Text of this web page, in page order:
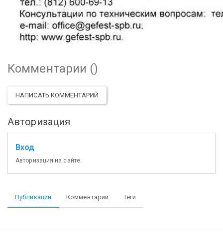
Комментарии ()
НАПИСАТЬ КОММЕНТАРИЙ
Авторизация
Вход
Авторизация на сайте.
Публикации Комментарии Теги